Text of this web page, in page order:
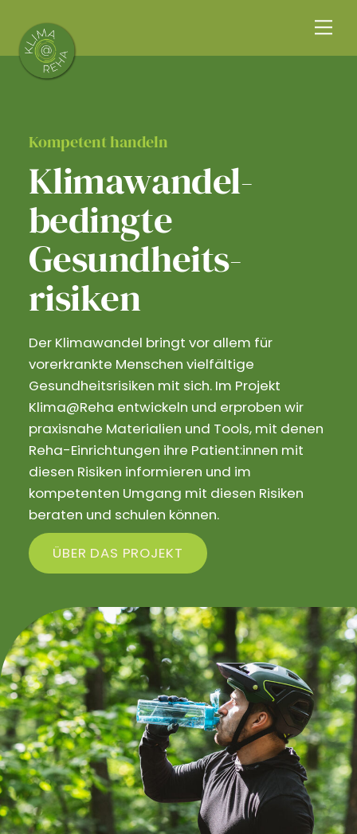
content
Kompetent handeln
Klimawandel­
bedingte
Gesundheits­
risiken
Der Klimawandel bringt vor allem für
vorerkrankte Menschen vielfältige
Gesundheitsrisiken mit sich. Im Projekt
Klima@Reha entwickeln und erproben wir
praxisnahe Materialien und Tools, mit denen
Reha-Einrichtungen ihre Patient:innen mit
diesen Risiken informieren und im
kompetenten Umgang mit diesen Risiken
beraten und schulen können.
ÜBER DAS PROJEKT